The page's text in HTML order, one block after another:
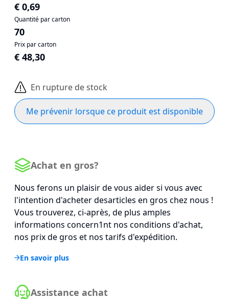
€ 0,69
Quantité par carton
70
Prix par carton
€ 48,30
En rupture de stock
Me prévenir lorsque ce produit est disponible
Achat en gros?
Nous ferons un plaisir de vous aider si vous avec
l'intention d'acheter desarticles en gros chez nous !
Vous trouverez, ci-après, de plus amples
informations concern1nt nos conditions d'achat,
nos prix de gros et nos tarifs d'expédition.
En savoir plus
Assistance achat